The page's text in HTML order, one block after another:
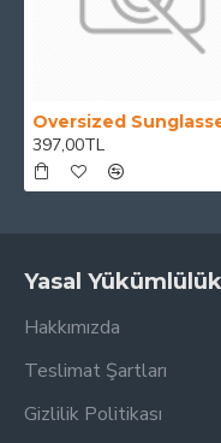
397,00TL
Yasal
Hakkımızda
Teslimat Şartları
Gizlilik Politikası